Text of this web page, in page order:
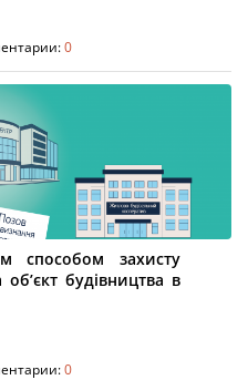
0
способом захисту
будівництва в
0